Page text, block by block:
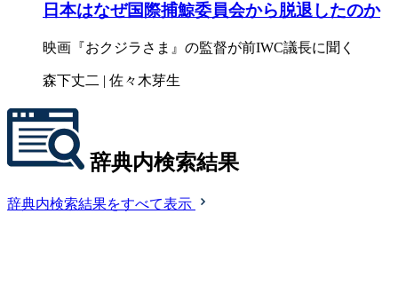
日本はなぜ国際捕鯨委員会から脱退したのか
映画『おクジラさま』の監督が前IWC議長に聞く
森下丈二 | 佐々木芽生
辞典内検索結果
辞典内検索結果をすべて表示